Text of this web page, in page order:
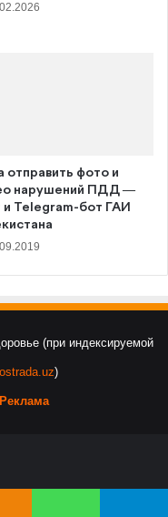
отправить фото и
нарушений ПДД —
и Telegram-бот ГАИ
(при индексируемой
)
Реклама